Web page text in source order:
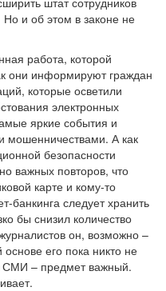
и об этом в законе не
работа, которой
они информируют граждан
которые осветили
электронных
яркие события и
мошенничествами. А как
безопасности
важных повторов, что
карте и кому-то
банкинга следует хранить
бы снизил количество
он, возможно –
его пока никто не
СМИ – предмет важный.